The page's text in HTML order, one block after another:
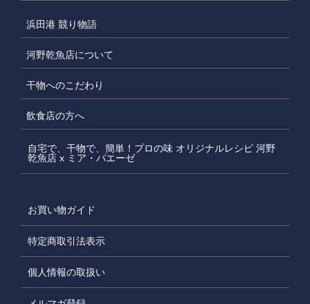
浜田港 競り物語
河野乾魚店について
干物へのこだわり
飲食店の方へ
自宅で、干物で、簡単！プロの味 オリジナルレシピ 河野
乾魚店 x ミア・パエーゼ
お買い物ガイド
特定商取引法表示
個人情報の取扱い